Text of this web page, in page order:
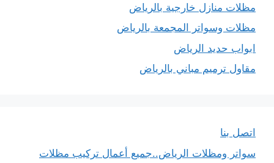
مظلات منازل خارجية بالرياض
مظلات وسواتر المجمعة بالرياض
ابواب حديد الرياض
مقاول ترميم مباني بالرياض
اتصل بنا
سواتر ومظلات الرياض..جميع أعمال تركيب مظلات